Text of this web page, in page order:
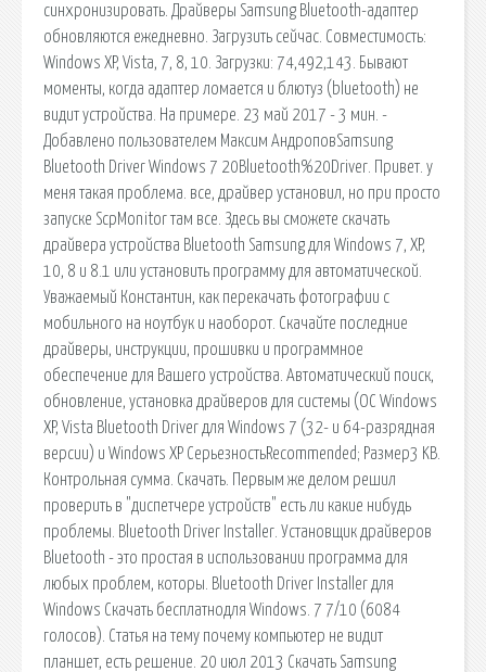
синхронизировать. Драйверы Samsung Bluetooth-адаптер
обновляются ежедневно. Загрузить сейчас. Совместимость:
Windows XP, Vista, 7, 8, 10. Загрузки: 74,492,143. Бывают
моменты, когда адаптер ломается и блютуз (bluetooth) не
видит устройства. На примере. 23 май 2017 - 3 мин. -
Добавлено пользователем Максим АндроповSamsung
Bluetooth Driver Windows 7 20Bluetooth%20Driver. Привет. у
меня такая проблема. все, драйвер установил, но при просто
запуске ScpMonitor там все. Здесь вы сможете скачать
драйвера устройства Bluetooth Samsung для Windows 7, XP,
10, 8 и 8.1 или установить программу для автоматической.
Уважаемый Константин, как перекачать фотографии с
мобильного на ноутбук и наоборот. Скачайте последние
драйверы, инструкции, прошивки и программное
обеспечение для Вашего устройства. Автоматический поиск,
обновление, установка драйверов для системы (ОС Windows
XP, Vista Bluetooth Driver для Windows 7 (32- и 64-разрядная
версии) и Windows XP СерьезностьRecommended; Размер3 KB.
Контрольная сумма. Скачать. Первым же делом решил
проверить в "диспетчере устройств" есть ли какие нибудь
проблемы. Bluetooth Driver Installer. Установщик драйверов
Bluetooth - это простая в использовании программа для
любых проблем, которы. Bluetooth Driver Installer для
Windows Скачать бесплатнодля Windows. 7 7/10 (6084
голосов). Статья на тему почему компьютер не видит
планшет, есть решение. 20 июл 2013 Скачать Samsung